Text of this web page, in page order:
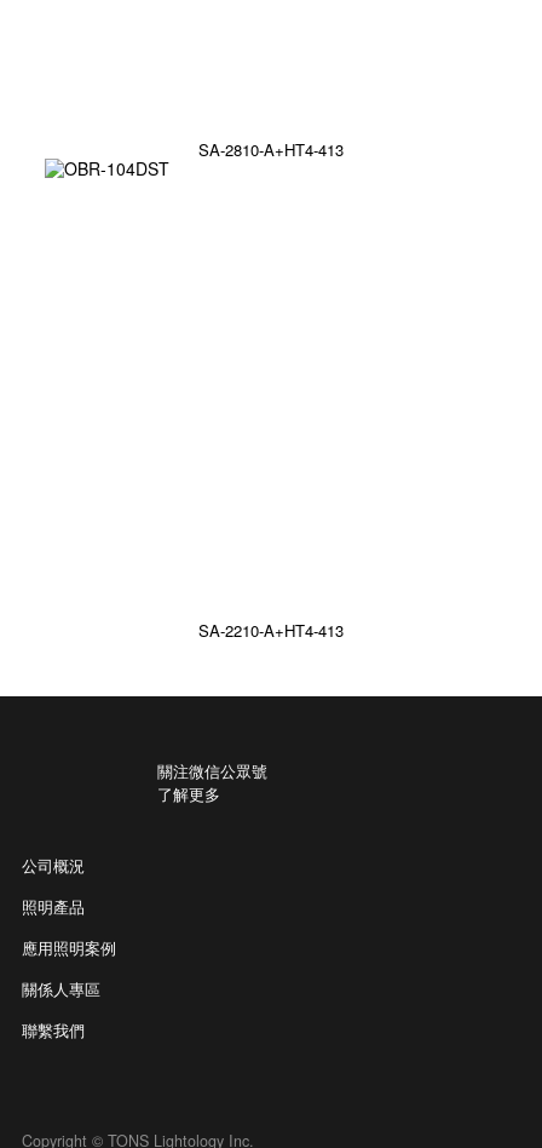
SA-2810-A+HT4-413
SA-2210-A+HT4-413
關注微信公眾號
了解更多
公司概況
照明產品
應用照明案例
關係人專區
聯繫我們
Copyright © TONS Lightology Inc.